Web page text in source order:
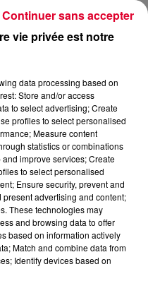
Christophe HUBERT
vie privée est notre
data processing based on
Store and/or access
to select advertising; Create
profiles to select personalised
Measure content
statistics or combinations
improve services; Create
to select personalised
Ensure security, prevent and
advertising and content;
These technologies may
and browsing data to offer
based on information actively
Match and combine data from
Identify devices based on
Continuer sans accepter